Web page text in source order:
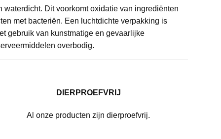
waterdicht. Dit voorkomt oxidatie van ingrediënten
met bacteriën. Een luchtdichte verpakking is
gebruik van kunstmatige en gevaarlijke
overbodig.
DIERPROEFVRIJ
Al onze producten zijn dierproefvrij.